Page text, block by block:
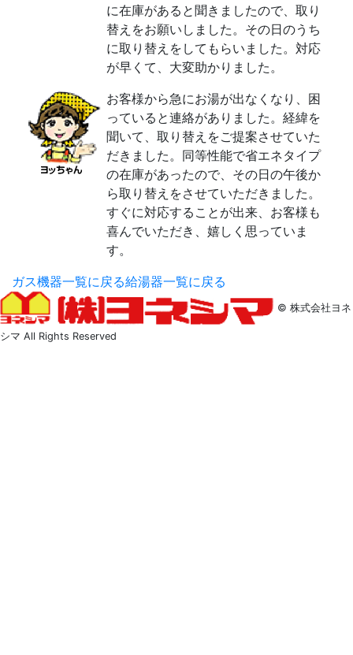
に在庫があると聞きましたので、取り
替えをお願いしました。その日のうち
に取り替えをしてもらいました。対応
が早くて、大変助かりました。
お客様から急にお湯が出なくなり、困
っていると連絡がありました。経緯を
聞いて、取り替えをご提案させていた
だきました。同等性能で省エネタイプ
の在庫があったので、その日の午後か
ら取り替えをさせていただきました。
すぐに対応することが出来、お客様も
喜んでいただき、嬉しく思っていま
す。
ガス機器一覧に戻る給湯器一覧に戻る
© 株式会社ヨネ
シマ All Rights Reserved